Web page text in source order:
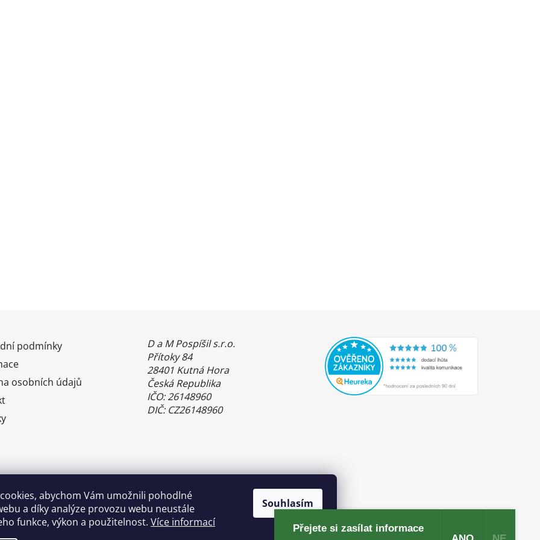
abychom Vám umožnili pohodlné
a díky analýze provozu webu neustále
funkce, výkon a použitelnost. Více informací
Souhlasím
podmínky
osobních údajů
D a M Pospíšil s.r.o.
Přítoky 84
28401 Kutná Hora
Česká Republika
IČO: 26148960
DIČ: CZ26148960
Benefity Pluxee - Sodexo
Přejete si zasílat informace